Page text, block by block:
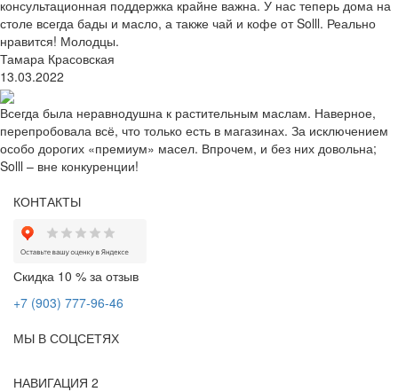
консультационная поддержка крайне важна. У нас теперь дома на
столе всегда бады и масло, а также чай и кофе от Solll. Реально
нравится! Молодцы.
Тамара Красовская
13.03.2022
Всегда была неравнодушна к растительным маслам. Наверное,
перепробовала всё, что только есть в магазинах. За исключением
особо дорогих «премиум» масел. Впрочем, и без них довольна;
Solll – вне конкуренции!
КОНТАКТЫ
Скидка 10 % за отзыв
+7 (903) 777-96-46
МЫ В СОЦСЕТЯХ
НАВИГАЦИЯ 2